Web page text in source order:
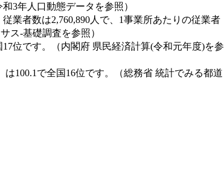
3年人口動態データを参照）
業者数は2,760,890人で、1事業所あたりの従業者
ス‐基礎調査を参照）
位です。（内閣府 県民経済計算(令和元年度)を参
100.1で全国16位です。（総務省 統計でみる都道